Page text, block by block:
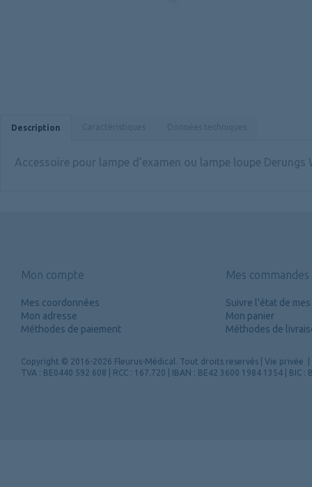
Description
Accessoire pour lampe d'examen ou lampe loupe
Mon compte
Mes coordonnées
Mon adresse
Méthodes de paiement
Mes commandes
Suivre l'état de
Mon panier
Méthodes de
Copyright © 2016-2026 Fleurus-Médical. Tout droits reservés Vie privée
TVA : BE0440 592 608 | RCC : 167.720 | IBAN : BE42 3600 1984 1354 | BIC :